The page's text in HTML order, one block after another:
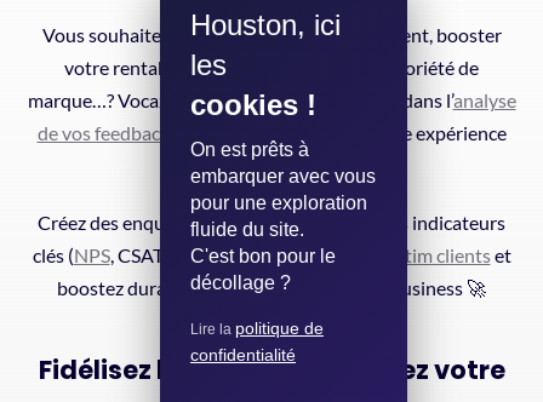
Vous souhaitez augmenter la fidélisation client, booster
votre rentabilité ou développer votre notoriété de
marque…? Vocaza vous accompagne de A à Z dans l’analyse
de vos feedbacks clients
pour améliorer votre expérience
client en continu.
Créez des enquêtes automatisées, suivez vos indicateurs
clés (NPS, CSAT, CES etc.),analysez vos verbatim clientset
boostez durablement vos performances business 🚀
Fidélisez l'essentiel, accélérez votre
Houston, ici
les
cookies !
On est prêts à
embarquer avec vous
pour une exploration
fluide du site.
C'est bon pour le
décollage ?
Lire la politique de
confidentialité